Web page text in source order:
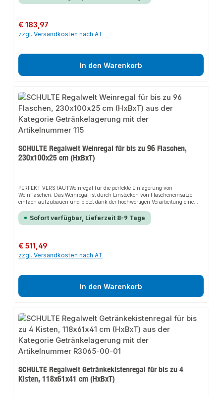
Getränkekisten.PERFEKTES MAßAnders als bei aufgestapelten Kisten, ist der
Hauses.Unsere Regale werden ohne chemische Zusatzstoffe oder
Weichmacher nach streng überwachten Richtlinien in Deutschland
produziert. So können wir eine gleichbleibende, hohe und langlebige
schwarz/silber
Regulärer Preis:
€ 183,97
zzgl. Versandkosten nach AT
In den Warenkorb
SCHULTE Regalwelt Weinregal für bis zu 96 Flaschen,
230x100x25 cm (HxBxT)
PERFEKT VERSTAUTWeinregal für die perfekte Einlagerung von
Weinflaschen. Das Weinregal ist durch Einstecken von Flascheneinsätze
einfach aufzubauen und bietet dank der hochwertigen Verarbeitung eine
schaffen Sie den idealen Stauraum Ihrer Weinflaschen.PERFEKTES
MAßHierbei bietet das Weinregal einen einfachen Zugriff auf die
ermöglicht eine Aufstellung in nahezu jedem Raum des Hauses.MADE IN
GERMANYUnsere Regale werden ohne chemische Zusatzstoffe oder
Weichmacher nach streng überwachten Richtlinien in Deutschland
Flascheninklusive FachbodenHöhe = 230 cmBreite = 100 cm Tiefe = 25
Sofort verfügbar, Lieferzeit 8-9 Tage
Regulärer Preis:
€ 511,49
zzgl. Versandkosten nach AT
In den Warenkorb
SCHULTE Regalwelt Getränkekistenregal für bis zu 4
Kisten, 118x61x41 cm (HxBxT)